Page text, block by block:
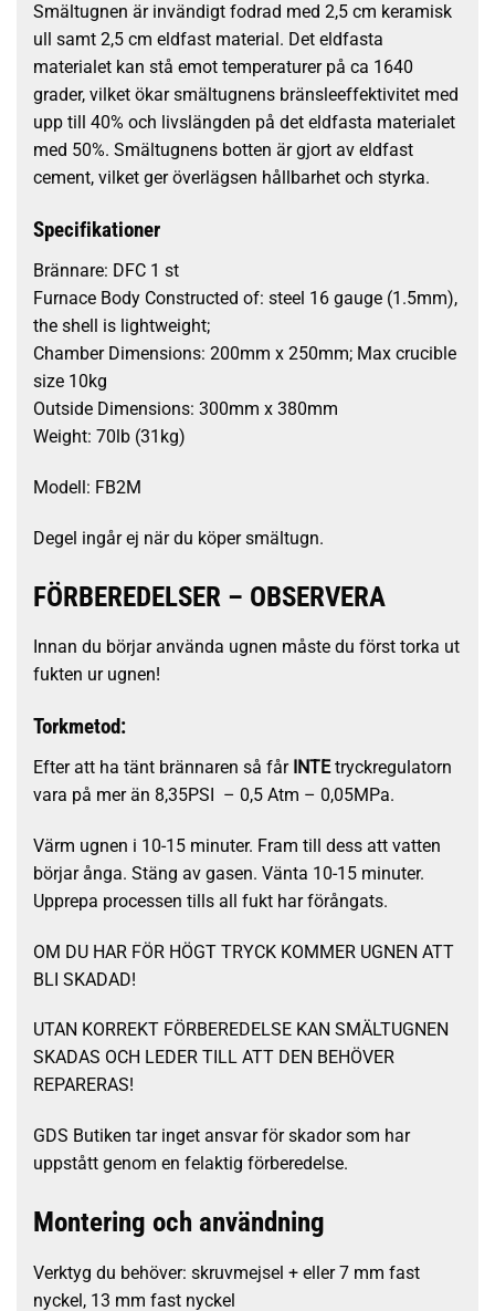
Smältugnen är invändigt fodrad med 2,5 cm keramisk
ull samt 2,5 cm eldfast material. Det eldfasta
materialet kan stå emot temperaturer på ca 1640
grader, vilket ökar smältugnens bränsleeffektivitet med
upp till 40% och livslängden på det eldfasta materialet
med 50%. Smältugnens botten är gjort av eldfast
cement, vilket ger överlägsen hållbarhet och styrka.
Specifikationer
Brännare: DFC 1 st
Furnace Body Constructed of: steel 16 gauge (1.5mm),
the shell is lightweight;
Chamber Dimensions: 200mm x 250mm; Max crucible
size 10kg
Outside Dimensions: 300mm x 380mm
Weight: 70lb (31kg)
Modell: FB2M
Degel ingår ej när du köper smältugn.
FÖRBEREDELSER – OBSERVERA
Innan du börjar använda ugnen måste du först torka ut
fukten ur ugnen!
Torkmetod:
Efter att ha tänt brännaren så får INTEtryckregulatorn
vara på mer än 8,35PSI – 0,5 Atm – 0,05MPa.
Värm ugnen i 10-15 minuter. Fram till dess att vatten
börjar ånga. Stäng av gasen. Vänta 10-15 minuter.
Upprepa processen tills all fukt har förångats.
OM DU HAR FÖR HÖGT TRYCK KOMMER UGNEN ATT
BLI SKADAD!
UTAN KORREKT FÖRBEREDELSE KAN SMÄLTUGNEN
SKADAS OCH LEDER TILL ATT DEN BEHÖVER
REPARERAS!
GDS Butiken tar inget ansvar för skador som har
uppstått genom en felaktig förberedelse.
Montering och användning
Verktyg du behöver: skruvmejsel + eller 7 mm fast
nyckel, 13 mm fast nyckel